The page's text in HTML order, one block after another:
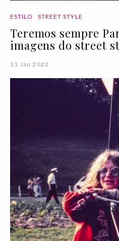
ESTILO STREET STYLE
Teremos sempre
imagens do street
31 Jan 2022